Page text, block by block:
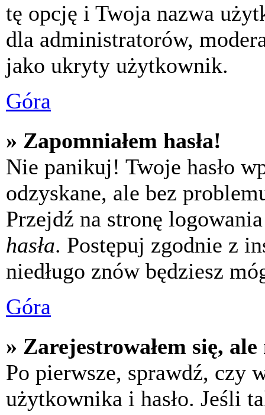
tę opcję i Twoja nazwa
dla administratorów,
jako ukryty użytkownik.
Góra
» Zapomniałem hasła!
Nie panikuj! Twoje hasło
odzyskane, ale bez
Przejdź na stronę
hasła. Postępuj zgodnie z
niedługo znów będziesz
Góra
» Zarejestrowałem się,
Po pierwsze, sprawdź, czy
użytkownika i hasło. Jeśli